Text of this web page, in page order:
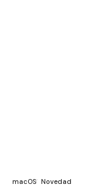
macOS Novedad